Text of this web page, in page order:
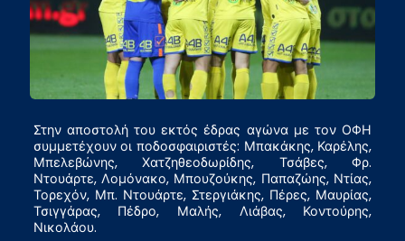
Στην αποστολή του εκτός έδρας αγώνα με τον ΟΦΗ
συμμετέχουν οι ποδοσφαιριστές: Μπακάκης, Καρέλης,
Μπελεβώνης, Χατζηθεοδωρίδης, Τσάβες, Φρ.
Ντουάρτε, Λομόνακο, Μπουζούκης, Παπαζώης, Ντίας,
Τορεχόν, Μπ. Ντουάρτε, Στεργιάκης, Πέρες, Μαυρίας,
Τσιγγάρας, Πέδρο, Μαλής, Λιάβας, Κοντούρης,
Νικολάου.